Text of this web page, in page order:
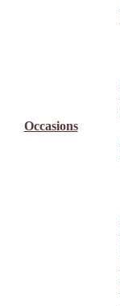
Occasions